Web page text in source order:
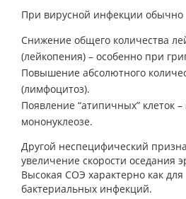
При вирусной инфекции обычно
Снижение общего количества
(лейкопения) – особенно при
Повышение абсолютного
(лимфоцитоз).
Появление “атипичных” клеток
мононуклеозе.
Другой неспецифический
увеличение скорости оседания
Высокая СОЭ характерно как
бактериальных инфекций.